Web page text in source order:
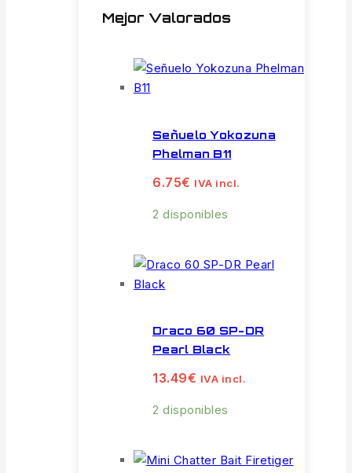
Mejor Valorados
Señuelo Yokozuna
Phelman B11
6.75€ IVA incl.
2 disponibles
Draco 60 SP-DR
Pearl Black
13.49€ IVA incl.
2 disponibles